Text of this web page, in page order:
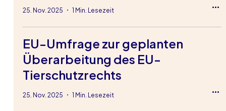
25. Nov. 2025 1 Min. Lesezeit
EU-Umfrage zur geplanten
Überarbeitung des EU-
Tierschutzrechts
25. Nov. 2025 1 Min. Lesezeit